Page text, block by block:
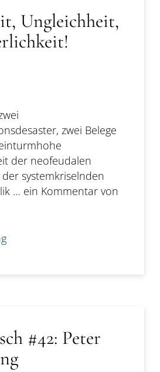
Ungleichheit,
zwei Belege
der neofeudalen
systemkriselnden
… ein Kommentar von
#42: Peter